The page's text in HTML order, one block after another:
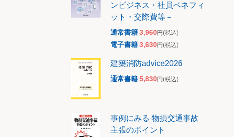
ンビジネス・社員ベネフィ
ット・交際費等－
通常書籍3,960円(税込)
電子書籍3,630円(税込)
建築消防advice2026
通常書籍5,830円(税込)
事例にみる 物損交通事故
主張のポイント